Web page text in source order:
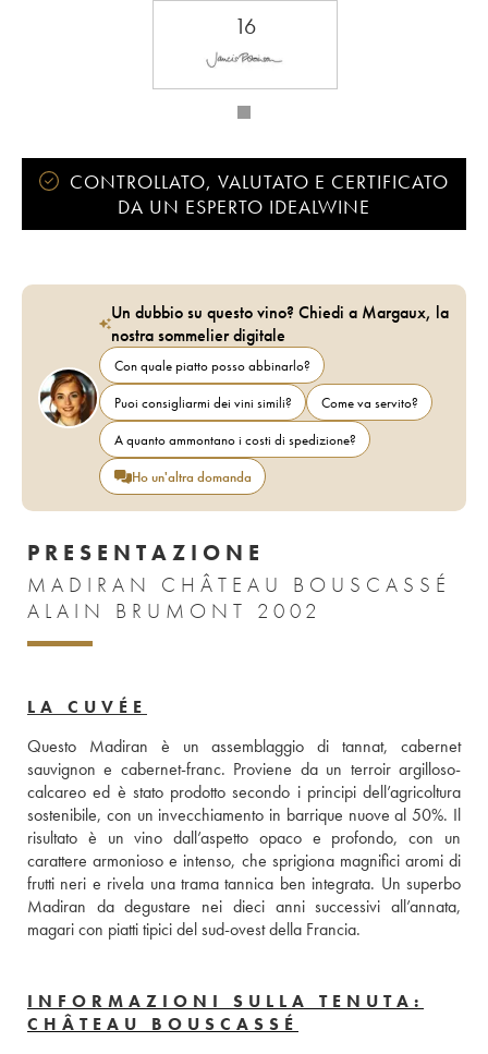
16
CONTROLLATO, VALUTATO E CERTIFICATO
DA UN ESPERTO IDEALWINE
Un dubbio su questo vino? Chiedi a Margaux, la
nostra sommelier digitale
Con quale piatto posso abbinarlo?
Puoi consigliarmi dei vini simili?
Come va servito?
A quanto ammontano i costi di spedizione?
Ho un'altra domanda
PRESENTAZIONE
MADIRAN CHÂTEAU BOUSCASSÉ
ALAIN BRUMONT 2002
LA CUVÉE
Questo Madiran è un assemblaggio di tannat, cabernet
sauvignon e cabernet-franc. Proviene da un terroir argilloso-
calcareo ed è stato prodotto secondo i principi dell’agricoltura
sostenibile, con un invecchiamento in barrique nuove al 50%. Il
risultato è un vino dall’aspetto opaco e profondo, con un
carattere armonioso e intenso, che sprigiona magnifici aromi di
frutti neri e rivela una trama tannica ben integrata. Un superbo
Madiran da degustare nei dieci anni successivi all’annata,
magari con piatti tipici del sud-ovest della Francia.
INFORMAZIONI SULLA TENUTA:
CHÂTEAU BOUSCASSÉ